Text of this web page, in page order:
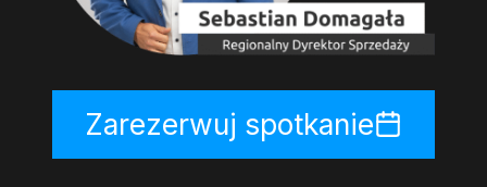
Zarezerwuj spotkanie